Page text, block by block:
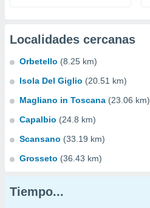
Localidades cercanas
Orbetello (8.25 km)
Isola Del Giglio (20.51 km)
Magliano in Toscana (23.06 km)
Capalbio (24.8 km)
Scansano (33.19 km)
Grosseto (36.43 km)
Tiempo...